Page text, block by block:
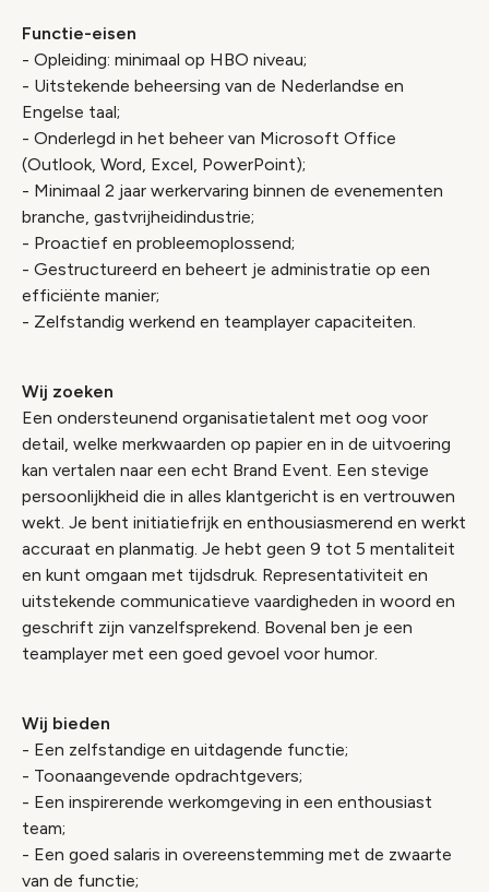
Functie-eisen
- Opleiding: minimaal op HBO niveau;
- Uitstekende beheersing van de Nederlandse en
Engelse taal;
- Onderlegd in het beheer van Microsoft Office
(Outlook, Word, Excel, PowerPoint);
- Minimaal 2 jaar werkervaring binnen de evenementen
branche, gastvrijheidindustrie;
- Proactief en probleemoplossend;
- Gestructureerd en beheert je administratie op een
efficiënte manier;
- Zelfstandig werkend en teamplayer capaciteiten.
Wij zoeken
Een ondersteunend organisatietalent met oog voor
detail, welke merkwaarden op papier en in de uitvoering
kan vertalen naar een echt Brand Event. Een stevige
persoonlijkheid die in alles klantgericht is en vertrouwen
wekt. Je bent initiatiefrijk en enthousiasmerend en werkt
accuraat en planmatig. Je hebt geen 9 tot 5 mentaliteit
en kunt omgaan met tijdsdruk. Representativiteit en
uitstekende communicatieve vaardigheden in woord en
geschrift zijn vanzelfsprekend. Bovenal ben je een
teamplayer met een goed gevoel voor humor.
Wij bieden
- Een zelfstandige en uitdagende functie;
- Toonaangevende opdrachtgevers;
- Een inspirerende werkomgeving in een enthousiast
team;
- Een goed salaris in overeenstemming met de zwaarte
van de functie;